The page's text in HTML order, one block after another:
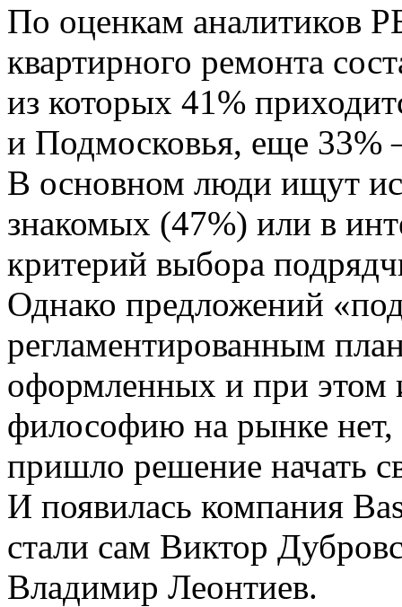
По оценкам аналитиков
квартирного ремонта
из которых 41%
и Подмосковья, еще 33%
В основном люди ищут
знакомых (47%) или в
критерий выбора
Однако предложений
регламентированным
оформленных и при
философию на рынке нет,
пришло решение начать
И появилась компания
стали сам Виктор
Владимир Леонтиев.